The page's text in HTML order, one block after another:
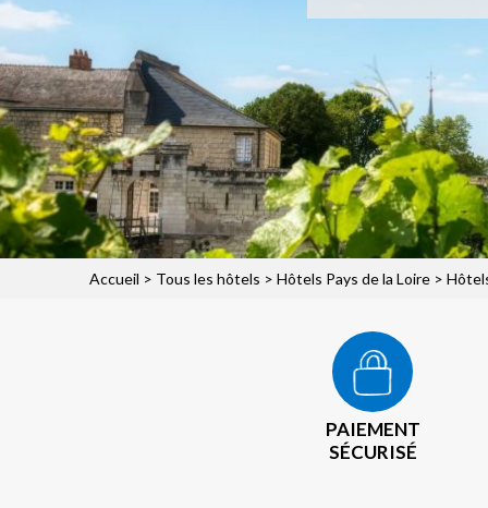
Accueil > Tous les hôtels > Hôtels Pays de la Loire >
PAIEMENT
SÉCURISÉ